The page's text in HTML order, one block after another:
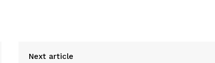
Next article